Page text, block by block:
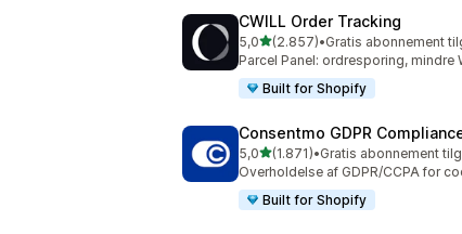
CWILL Order Tracking
5,0ud af 5 stjerner
(2.857)
2857 anmeldelser i alt
•Gratis abonnement
Parcel Panel: ordresporing, mindre
Built for Shopify
Consentmo GDPR
5,0ud af 5 stjerner
(1.871)
1871 anmeldelser i alt
•Gratis abonnement
Overholdelse af GDPR/CCPA for
Built for Shopify